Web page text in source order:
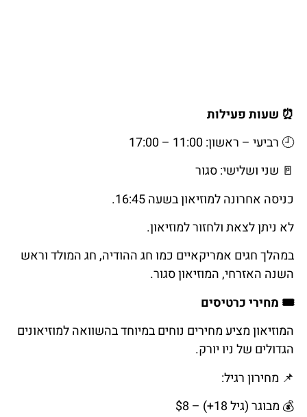
⏰ שעותפעילות
🕘 רביעי– ראשון: 11:00 – 17:00
🚪 שניושלישי:סגור
כניסה אחרונה למוזיאון בשעה 16:45.
לא ניתן לצאת ולחזור למוזיאון.
במהלך חגים אמריקאיים כמו חג ההודיה, חג המולד וראש
השנה האזרחי, המוזיאון סגור.
🎟️ מחיריכרטיסים
המוזיאון מציע מחירים נוחים במיוחד בהשוואה למוזיאונים
הגדולים של ניו יורק.
📌 מחירוןרגיל:
💰 מבוגר(גיל18+)
–